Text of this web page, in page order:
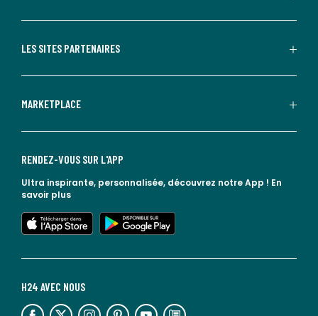
LES SITES PARTENAIRES
MARKETPLACE
H24 AVEC NOUS
lien vers l'espace réseaux sociaux lien vers l'espace réseaux sociaux lien vers l'espace réseaux sociaux lien vers l'espace réseaux sociaux lien vers l'espace réseaux sociaux lien vers le blog la redoute
RENDEZ-VOUS SUR L'APP
Ultra inspirante, personnalisée, découvrez notre App ! En
savoir plus
lien vers l'app store
lien vers google play